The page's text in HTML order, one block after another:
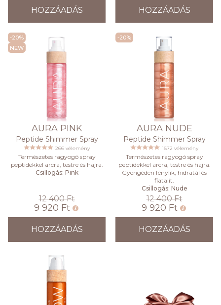
HOZZÁADÁS HOZZÁADÁS
-20%
NEW
AURA PINK
Peptide Shimmer Spray
266 vélemény
Természetes ragyogó spray
peptidekkel arcra, testre és hajra.
Csillogás: Pink
12 400 Ft
9 920 Ft
HOZZÁADÁS
-20%
AURA NUDE
Peptide Shimmer Spray
1672 vélemény
Természetes ragyogó spray
peptidekkel arcra, testre és hajra.
Gyengéden fénylik, hidratál és
fiatalít.
Csillogás: Nude
12 400 Ft
9 920 Ft
HOZZÁADÁS